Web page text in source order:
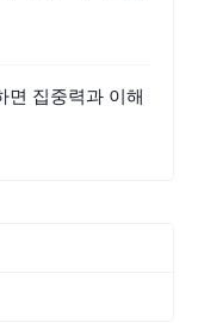
면 집중력과 이해